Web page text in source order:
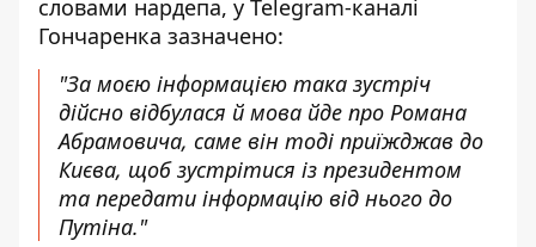
словами нардепа, у Telegram-каналі
Гончаренка зазначено:
"За моєю інформацією така зустріч
дійсно відбулася й мова йде про Романа
Абрамовича, саме він тоді приїжджав до
Києва, щоб зустрітися із президентом
та передати інформацію від нього до
Путіна."